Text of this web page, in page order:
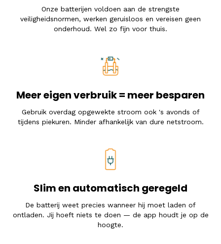
Onze batterijen voldoen aan de strengste
veiligheidsnormen, werken geruisloos en vereisen geen
onderhoud. Wel zo fijn voor thuis.
Meer eigen verbruik = meer besparen
Gebruik overdag opgewekte stroom ook 's avonds of
tijdens piekuren. Minder afhankelijk van dure netstroom.
Slim en automatisch geregeld
De batterij weet precies wanneer hij moet laden of
ontladen. Jij hoeft niets te doen — de app houdt je op de
hoogte.